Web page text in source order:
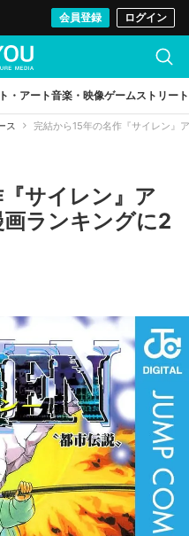
会員登録 ログイン
・アート音楽・映像ゲームストリート
ス 完結から15年の名作『サイレン』
サイレン』ア
ランキングに2